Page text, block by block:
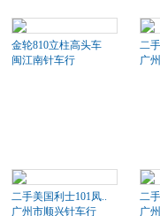
金轮810立柱高头车
闽江南针车行
二
广
二手美国利士101凤..
广州市顺兴针车行
二
广